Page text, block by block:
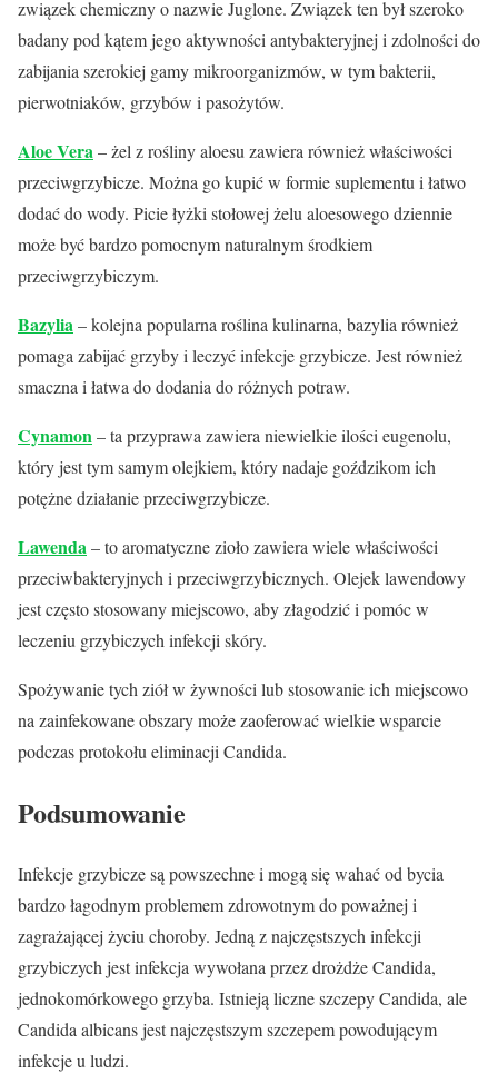
związek chemiczny o nazwie Juglone. Związek ten był szeroko
badany pod kątem jego aktywności antybakteryjnej i zdolności do
zabijania szerokiej gamy mikroorganizmów, w tym bakterii,
pierwotniaków, grzybów i pasożytów.
Aloe Vera– żel z rośliny aloesu zawiera również właściwości
przeciwgrzybicze. Można go kupić w formie suplementu i łatwo
dodać do wody. Picie łyżki stołowej żelu aloesowego dziennie
może być bardzo pomocnym naturalnym środkiem
przeciwgrzybiczym.
Bazylia– kolejna popularna roślina kulinarna, bazylia również
pomaga zabijać grzyby i leczyć infekcje grzybicze. Jest również
smaczna i łatwa do dodania do różnych potraw.
Cynamon– ta przyprawa zawiera niewielkie ilości eugenolu,
który jest tym samym olejkiem, który nadaje goździkom ich
potężne działanie przeciwgrzybicze.
Lawenda– to aromatyczne zioło zawiera wiele właściwości
przeciwbakteryjnych i przeciwgrzybicznych. Olejek lawendowy
jest często stosowany miejscowo, aby złagodzić i pomóc w
leczeniu grzybiczych infekcji skóry.
Spożywanie tych ziół w żywności lub stosowanie ich miejscowo
na zainfekowane obszary może zaoferować wielkie wsparcie
podczas protokołu eliminacji Candida.
Podsumowanie
Infekcje grzybicze są powszechne i mogą się wahać od bycia
bardzo łagodnym problemem zdrowotnym do poważnej i
zagrażającej życiu choroby. Jedną z najczęstszych infekcji
grzybiczych jest infekcja wywołana przez drożdże Candida,
jednokomórkowego grzyba. Istnieją liczne szczepy Candida, ale
Candida albicans jest najczęstszym szczepem powodującym
infekcje u ludzi.